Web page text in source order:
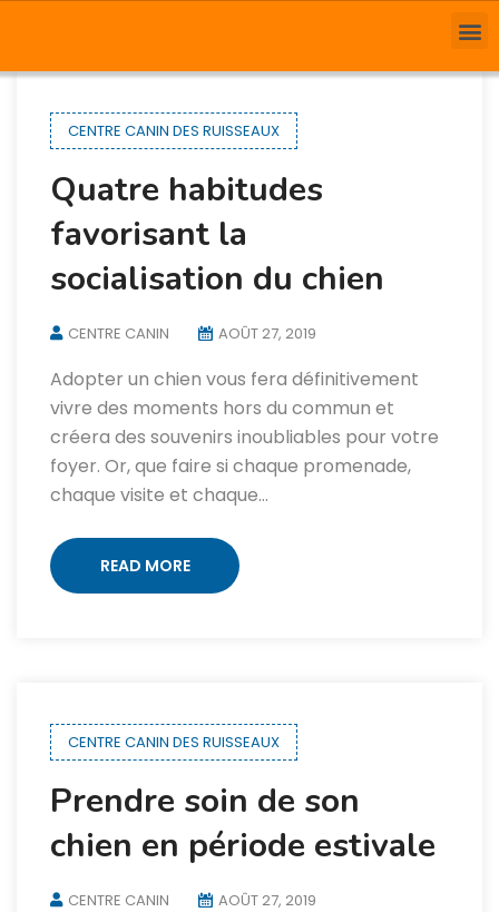
CENTRE CANIN DES RUISSEAUX
Quatre habitudes
favorisant la
socialisation du chien
CENTRE CANIN AOÛT 27, 2019
Adopter un chien vous fera définitivement
vivre des moments hors du commun et
créera des souvenirs inoubliables pour votre
foyer. Or, que faire si chaque promenade,
chaque visite et chaque…
READ MORE
CENTRE CANIN DES RUISSEAUX
Prendre soin de son
chien en période estivale
CENTRE CANIN AOÛT 27, 2019